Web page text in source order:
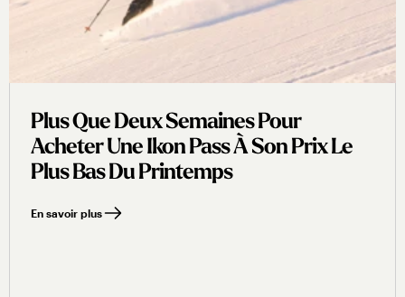
Plus Que Deux Semaines Pour
Acheter Une Ikon Pass À Son Prix Le
Plus Bas Du Printemps
En savoir plus